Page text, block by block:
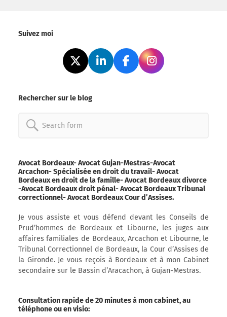
Suivez moi
Rechercher sur le blog
Search
Avocat Bordeaux- Avocat Gujan-Mestras-Avocat
Arcachon- Spécialisée en droit du travail- Avocat
Bordeaux en droit de la famille- Avocat Bordeaux divorce
-Avocat Bordeaux droit pénal- Avocat Bordeaux Tribunal
correctionnel- Avocat Bordeaux Cour d’Assises.
Je vous assiste et vous défend devant les Conseils de
Prud’hommes de Bordeaux et Libourne, les juges aux
affaires familiales de Bordeaux, Arcachon et Libourne, le
Tribunal Correctionnel de Bordeaux, la Cour d’Assises de
la Gironde. Je vous reçois à Bordeaux et à mon Cabinet
secondaire sur le Bassin d’Aracachon, à Gujan-Mestras.
Consultation rapide de 20 minutes à mon cabinet, au
téléphone ou en visio: